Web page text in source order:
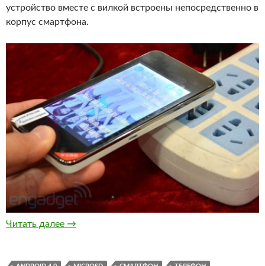
устройство вместе с вилкой встроены непосредственно в
корпус смартфона.
Читать далее Daxian N100i — смартфон со встроенной
→